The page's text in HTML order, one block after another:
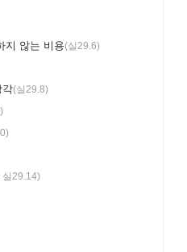
지 않는 비용(실29.6)
각(실29.8)
)
)
실29.14)